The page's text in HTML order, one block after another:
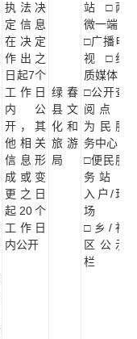
执法决
定信息
在决定
作出之
日起7个
工作日
内公
开，其
他相关
信息形
成或变
更之日
起20个
工作日
内公开
绿春
县文
化和
旅游
局
站 □两
微一端
□广播电
视 □纸
质媒体
□公开查
阅点 □
为民服
务中心
□便民服
务站 □
入户/现
场
□乡/社
区公示
栏